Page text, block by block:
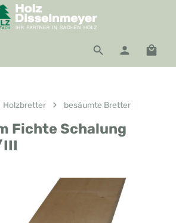
Holzbretter besäumte Bretter
Fichte Schalung